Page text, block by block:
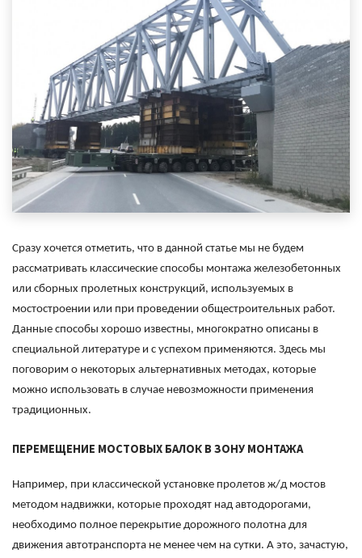
Сразу хочется отметить, что в данной статье мы не будем
рассматривать классические способы монтажа железобетонных
или сборных пролетных конструкций, используемых в
мостостроении или при проведении общестроительных работ.
Данные способы хорошо известны, многократно описаны в
специальной литературе и с успехом применяются. Здесь мы
поговорим о некоторых альтернативных методах, которые
можно использовать в случае невозможности применения
традиционных.
ПЕРЕМЕЩЕНИЕ МОСТОВЫХ БАЛОК В ЗОНУ МОНТАЖА
Например, при классической установке пролетов ж/д мостов
методом надвижки, которые проходят над автодорогами,
необходимо полное перекрытие дорожного полотна для
движения автотранспорта не менее чем на сутки. А это, зачастую,